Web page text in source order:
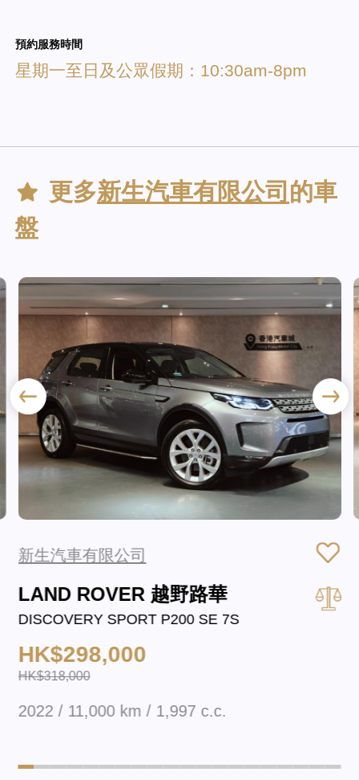
預約服務時間
星期一至日及公眾假期：10:30am-8pm
更多新生汽車有限公司 的車
盤
新生汽車有限公司
LAND ROVER 越野路華
DISCOVERY SPORT P200 SE 7S
HK$298,000
HK$318,000
2022 / 11,000 km / 1,997 c.c.